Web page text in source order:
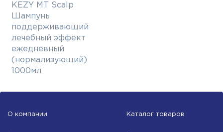
KEZY MT Scalp
Шампунь
поддерживающий
лечебный эффект
ежедневный
(нормализующий)
1000мл
О компании Каталог товаров